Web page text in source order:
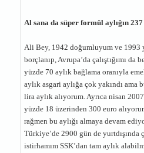
Al sana da süper formül aylığın
Ali Bey, 1942 doğumluyum ve 1993
borçlanıp, Avrupa’da çalıştığımı
yüzde 70 aylık bağlama oranıyla
aylık asgari aylığa çok yakındı ama
lira aylık alıyorum. Ayrıca nisan
yüzde 18 üzerinden 300 euro
rağmen bu aylığı almaya devam
Türkiye’de 2900 gün de yurtdışında
istirhamım SSK’dan tam aylık